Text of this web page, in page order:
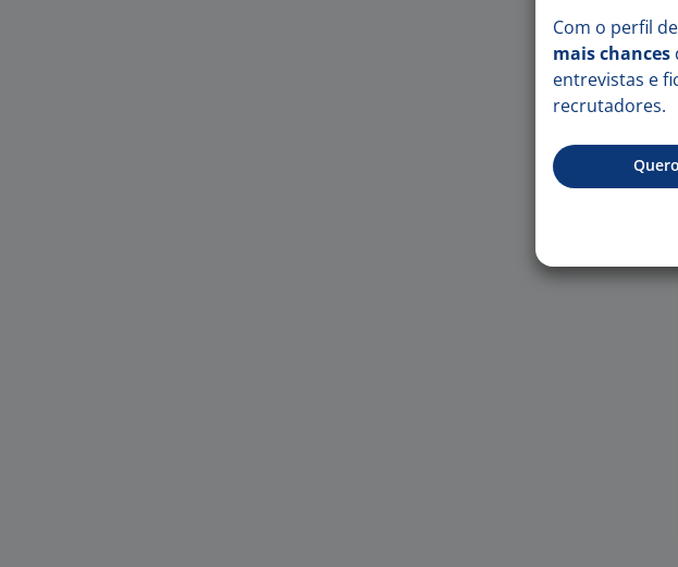
Com o perfil
mais chances
entrevistas e
recrutadores.